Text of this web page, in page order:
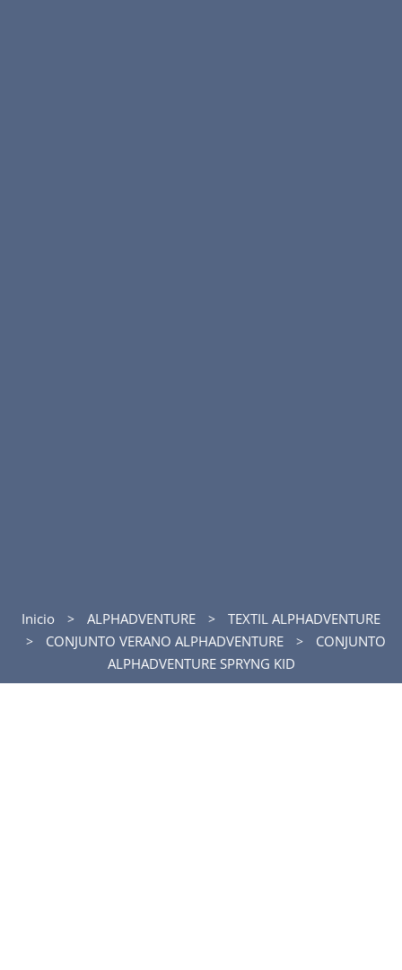
Inicio ALPHADVENTURE
TEXTIL ALPHADVENTURE
CONJUNTO VERANO ALPHADVENTURE
CONJUNTO
ALPHADVENTURE SPRYNG KID